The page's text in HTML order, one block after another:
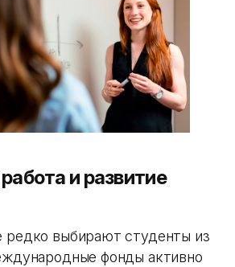
и развитие
редко выбирают студенты из
фонды активно